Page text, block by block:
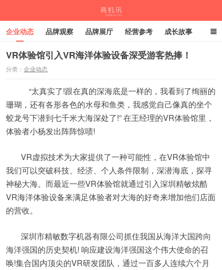
企业动态 品牌观察 品牌展厅 经营参考 成长故事
深度观察 伙伴计划
VR体验馆引入VR海洋体验设备深受游客热捧！
分类： 企业动态
​ “太真实了!跟在真的深海底是一样的，我看到了绚丽的
珊瑚，还有各形各色的水母和鱼类，我感觉自己像真的坐个
蛟龙号下潜到七千米大海深处了!” 在王经理的VR体验馆里，
体验者小杨发出阵阵惊啧!
VR虚拟技术为大家提供了一种可能性，在VR体验馆中
我们可以突破科技、经济、个人条件限制，深潜海底，探寻
神秘大海。而最近一些VR体验馆就通过引入深圳精敏炫酷
VR海洋体验设备来满足体验者对大海的好奇来增加他们店面
的营收。
深圳市精敏数字机器有限公司抓住我国从海洋大国跨向
海洋强国的历史契机! 响应建设海洋强国这个伟大使命的召
唤!集合国内顶尖的VR研发团队，通过一百多人连续六个月